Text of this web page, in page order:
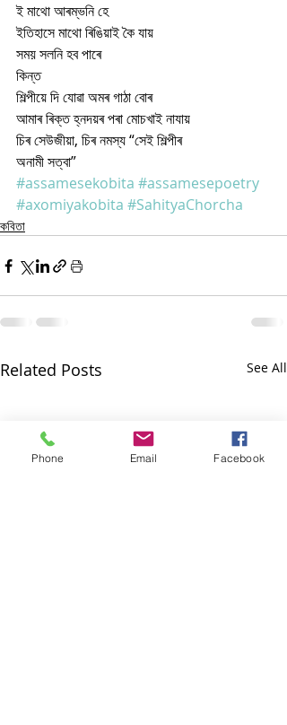
ই মাথো আৰম্ভনি হে
ইতিহাসে মাথো ৰিঙিয়াই কৈ যায়
সময় সলনি হব পাৰে
কিন্ত
শিল্পীয়ে দি যোৱা অমৰ গাঠা বোৰ
আমাৰ ৰিক্ত হ্নদয়ৰ পৰা মোচখাই নাযায়
চিৰ সেউজীয়া, চিৰ নমস্য “সেই শিল্পীৰ
অনামী সত্বা”
#assamesekobita #assamesepoetry
#axomiyakobita #SahityaChorcha
কবিতা
Related Posts See All
Phone Email Facebook